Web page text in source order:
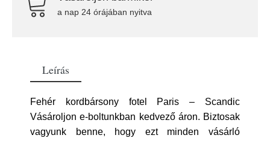
a nap 24 órájában nyitva
Leírás
Fehér kordbársony fotel Paris – Scandic
Vásároljon e-boltunkban kedvező áron. Biztosak
vagyunk benne, hogy ezt minden vásárló